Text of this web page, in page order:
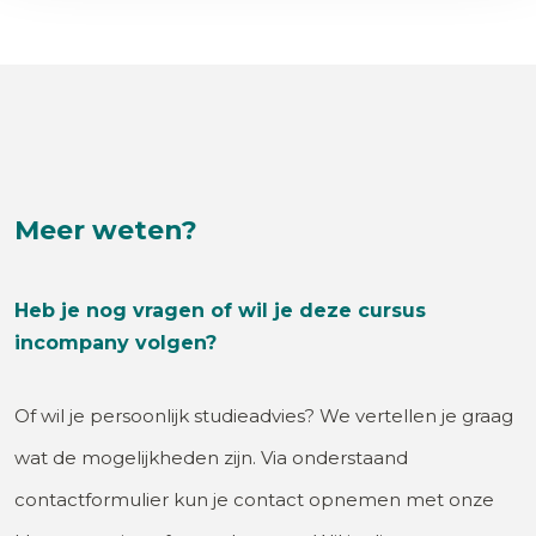
Meer weten?
Heb je nog vragen of wil je deze cursus
incompany volgen?
Of wil je persoonlijk studieadvies? We vertellen je graag
wat de mogelijkheden zijn. Via onderstaand
contactformulier kun je contact opnemen met onze